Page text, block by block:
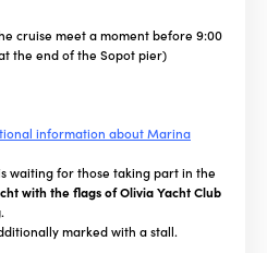
cruise meet a moment before 9:00
the end of the Sopot pier)
information about Marina
waiting for those taking part in the
with the flags of Olivia Yacht Club
.
marked with a stall.